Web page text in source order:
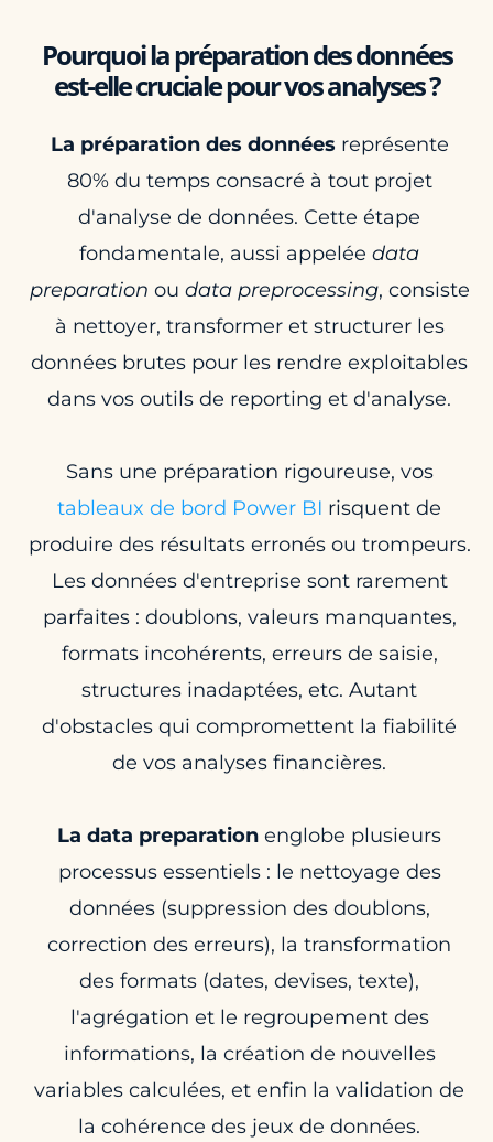
Pourquoi la préparation des données
est-elle cruciale pour vos analyses ?
La préparation des données représente
80% du temps consacré à tout projet
d'analyse de données. Cette étape
fondamentale, aussi appelée data
preparation ou data preprocessing, consiste
à nettoyer, transformer et structurer les
données brutes pour les rendre exploitables
dans vos outils de reporting et d'analyse.
Sans une préparation rigoureuse, vos
tableaux de bord Power BI risquent de
produire des résultats erronés ou trompeurs.
Les données d'entreprise sont rarement
parfaites : doublons, valeurs manquantes,
formats incohérents, erreurs de saisie,
structures inadaptées, etc. Autant
d'obstacles qui compromettent la fiabilité
de vos analyses financières.
La data preparation englobe plusieurs
processus essentiels : le nettoyage des
données (suppression des doublons,
correction des erreurs), la transformation
des formats (dates, devises, texte),
l'agrégation et le regroupement des
informations, la création de nouvelles
variables calculées, et enfin la validation de
la cohérence des jeux de données.